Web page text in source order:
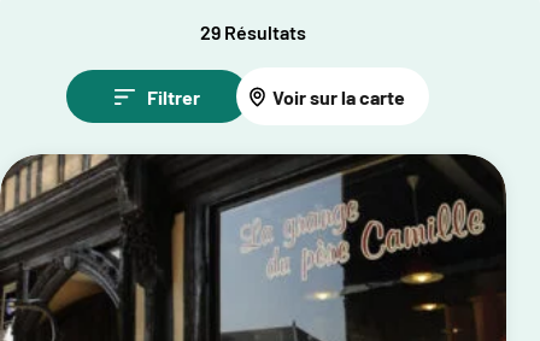
29 Résultats
Filtrer Voir sur la carte